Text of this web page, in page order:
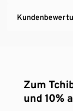
Zum
und 10%